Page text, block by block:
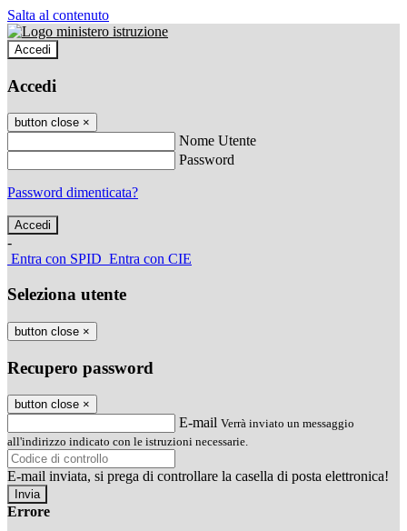
Salta al contenuto
Accedi
Accedi
button close ×
Nome Utente
Password
Password dimenticata?
-
Entra con SPID Entra con CIE
Seleziona utente
button close ×
Recupero password
button close ×
E-mail Verrà inviato un messaggio
all'indirizzo indicato con le istruzioni necessarie.
E-mail inviata, si prega di controllare la casella di posta elettronica!
Errore